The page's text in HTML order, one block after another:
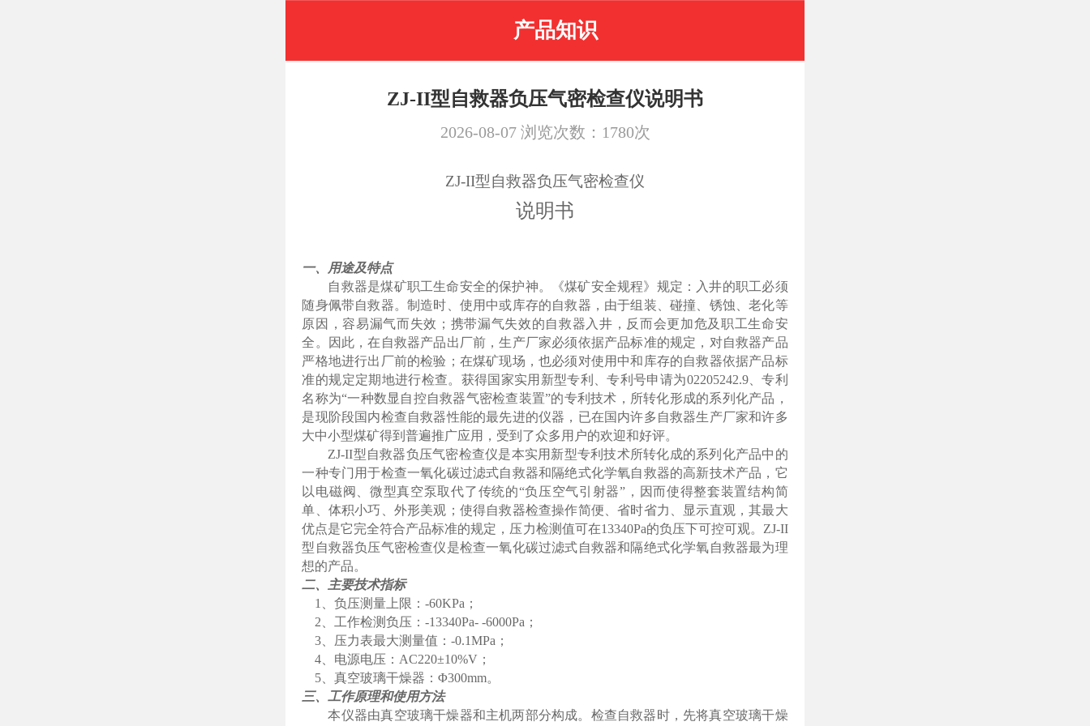
产品知识
ZJ-II型自救器负压气密检查仪说明书
2026-08-07浏览次数： 1780次
ZJ-II型自救器负压气密检查仪
说明书
一、用途及特点
自救器是煤矿职工生命安全的保护神。《煤矿安全规程》规定：入井的职工必须
随身佩带自救器。制造时、使用中或库存的自救器，由于组装、碰撞、锈蚀、老化等
原因，容易漏气而失效；携带漏气失效的自救器入井，反而会更加危及职工生命安
全。因此，在自救器产品出厂前，生产厂家必须依据产品标准的规定，对自救器产品
严格地进行出厂前的检验；在煤矿现场，也必须对使用中和库存的自救器依据产品标
准的规定定期地进行检查。获得国家实用新型专利、专利号申请为02205242.9、专利
名称为“一种数显自控自救器气密检查装置”的专利技术，所转化形成的系列化产品，
是现阶段国内检查自救器性能的最先进的仪器，已在国内许多自救器生产厂家和许多
大中小型煤矿得到普遍推广应用，受到了众多用户的欢迎和好评。
ZJ-II型自救器负压气密检查仪是本实用新型专利技术所转化成的系列化产品中的
一种专门用于检查一氧化碳过滤式自救器和隔绝式化学氧自救器的高新技术产品，它
以电磁阀、微型真空泵取代了传统的“负压空气引射器”，因而使得整套装置结构简
单、体积小巧、外形美观；使得自救器检查操作简便、省时省力、显示直观，其最大
优点是它完全符合产品标准的规定，压力检测值可在13340Pa的负压下可控可观。ZJ-II
型自救器负压气密检查仪是检查一氧化碳过滤式自救器和隔绝式化学氧自救器最为理
想的产品。
二、主要技术指标
1、负压测量上限：-60KPa；
2、工作检测负压：-13340Pa- -6000Pa；
3、压力表最大测量值：-0.1MPa；
4、电源电压：AC220±10%V；
5、真空玻璃干燥器：Φ300mm。
三、工作原理和使用方法
本仪器由真空玻璃干燥器和主机两部分构成。检查自救器时，先将真空玻璃干燥